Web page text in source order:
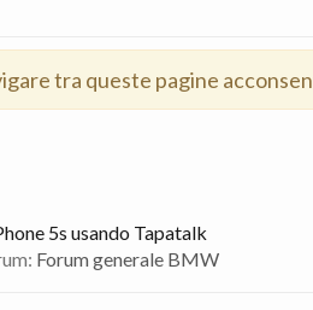
tra queste pagine
5s usando Tapatalk
Forum generale BMW